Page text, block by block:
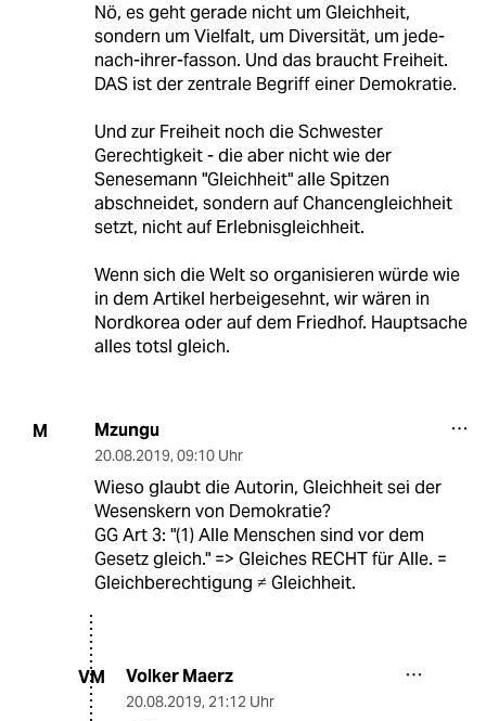
Nö, es geht gerade nicht um Gleichheit,
sondern um Vielfalt, um Diversität, um jede-
nach-ihrer-fasson. Und das braucht Freiheit.
DAS ist der zentrale Begriff einer Demokratie.
Und zur Freiheit noch die Schwester
Gerechtigkeit - die aber nicht wie der
Senesemann "Gleichheit" alle Spitzen
abschneidet, sondern auf Chancengleichheit
setzt, nicht auf Erlebnisgleichheit.
Wenn sich die Welt so organisieren würde wie
in dem Artikel herbeigesehnt, wir wären in
Nordkorea oder auf dem Friedhof. Hauptsache
alles totsl gleich.
M Mzungu
20.08.2019, 09:10 Uhr
Wieso glaubt die Autorin, Gleichheit sei der
Wesenskern von Demokratie?
GG Art 3: "(1) Alle Menschen sind vor dem
Gesetz gleich." => Gleiches RECHT für Alle. =
Gleichberechtigung ≠ Gleichheit.
VM Volker Maerz
20.08.2019, 21:12 Uhr